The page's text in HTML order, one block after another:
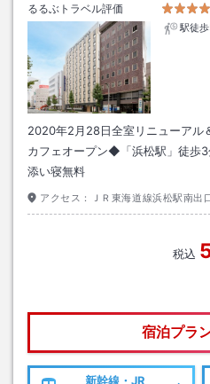
るるぶトラベル評価
駅徒
2020年2月28日全室リニューアル
カフェオープン◆「浜松駅」徒
添い寝無料
アクセス： ＪＲ東海道線浜松駅南
税込
宿泊プラ
新幹線・JR